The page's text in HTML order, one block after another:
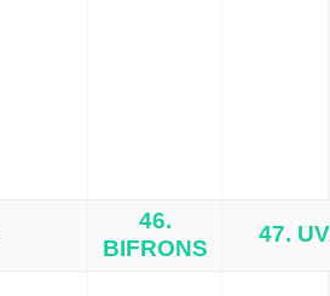
46.
BIFRONS
47.